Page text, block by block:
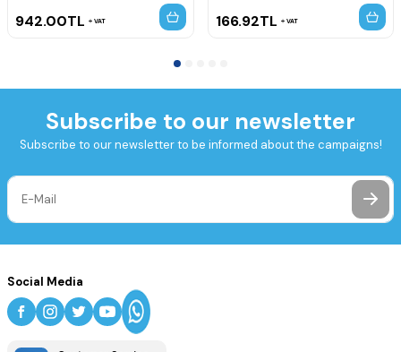
942.00TL VAT 166.92TL VAT
Subscribe to our newsletter
Subscribe to our newsletter to be informed about the campaigns!
Social Media